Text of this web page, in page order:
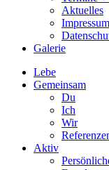
Aktuelles
Impressum
Galerie
Lebe
Gemeinsam
Du
Ich
Wir
Aktiv